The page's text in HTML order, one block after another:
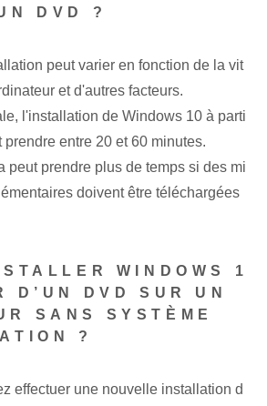
DVD ?
peut varier en fonction de la vit
et d'autres facteurs.
l'installation de Windows 10 à parti
prendre entre 20 et 60 minutes.
peut prendre plus de temps si des mi
doivent être téléchargées
WINDOWS 1
D’UN DVD SUR UN
SANS SYSTÈME
?
effectuer une nouvelle installation d